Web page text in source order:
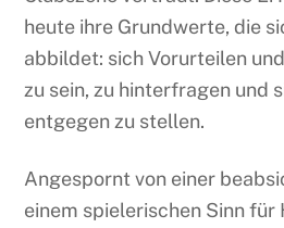
heute ihre Grundwerte, die
abbildet: sich Vorurteilen
zu sein, zu hinterfragen und
entgegen zu stellen.
Angespornt von einer
einem spielerischen Sinn für